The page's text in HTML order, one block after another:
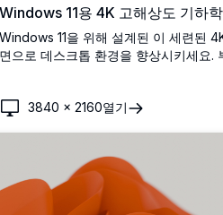
Windows 11용 4K 고해상도 기하
Windows 11을 위해 설계된 이 세련된
면으로 데스크톱 환경을 향상시키세요.
느낌을 가져다줍니다. 전문가 및 디자인
3840 ×2160열기